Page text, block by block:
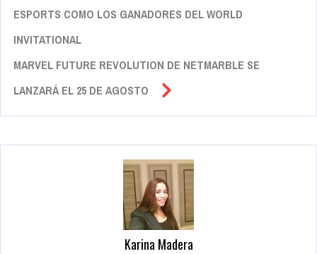
ESPORTS COMO LOS GANADORES DEL WORLD
INVITATIONAL
MARVEL FUTURE REVOLUTION DE NETMARBLE SE
LANZARÁ EL 25 DE AGOSTO
Karina Madera